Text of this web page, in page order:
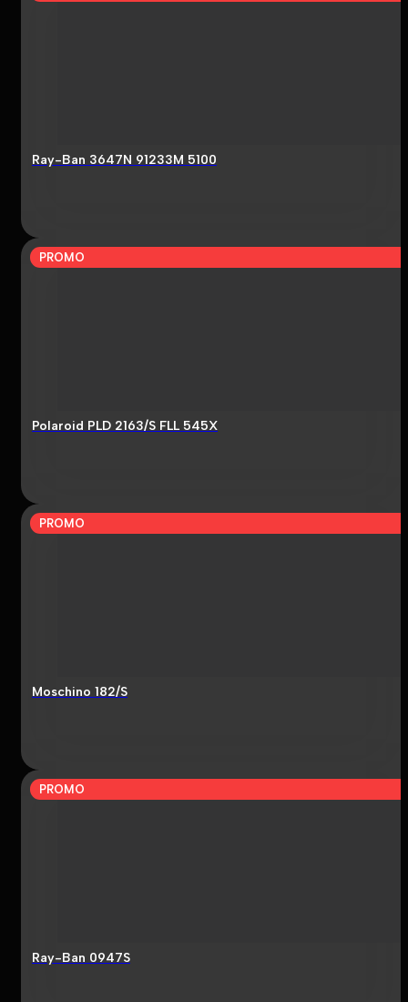
Ray-Ban 3647N 91233M 5100
PROMO
Polaroid PLD 2163/S FLL 545X
PROMO
Moschino 182/S
PROMO
Ray-Ban 0947S